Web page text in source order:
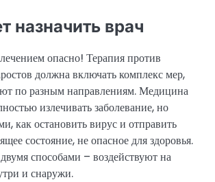
назначить врач
опасно! Терапия против
должна включать комплекс мер,
по разным направлениям. Медицина
излечивать заболевание, но
как остановить вирус и отправить
состояние, не опасное для здоровья.
способами – воздействуют на
и снаружи.